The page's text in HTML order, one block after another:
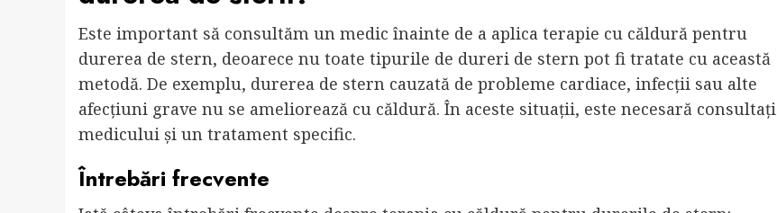
Este important să consultăm un medic înainte de a aplica terapie cu căldură pentru
durerea de stern, deoarece nu toate tipurile de dureri de stern pot fi tratate cu această
metodă. De exemplu, durerea de stern cauzată de probleme cardiace, infecții sau alte
afecțiuni grave nu se ameliorează cu căldură. În aceste situații, este necesară
medicului și un tratament specific.
Întrebări frecvente